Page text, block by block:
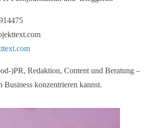
)PR, Redaktion, Content und Beratung –
Business konzentrieren kannst.